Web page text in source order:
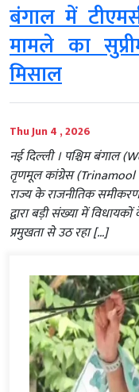
बंगाल में
मामले का
मिसाल
Thu Jun 4 , 2026
नई दिल्ली । पश्चिम बंगाल
तृणमूल कांग्रेस
राज्य के राजनीतिक
द्वारा बड़ी संख्या में
प्रमुखता से उठ रहा […]